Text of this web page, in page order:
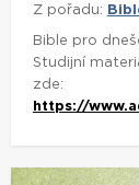
Z pořadu:
Bible pro
Studijní
zde:
https://